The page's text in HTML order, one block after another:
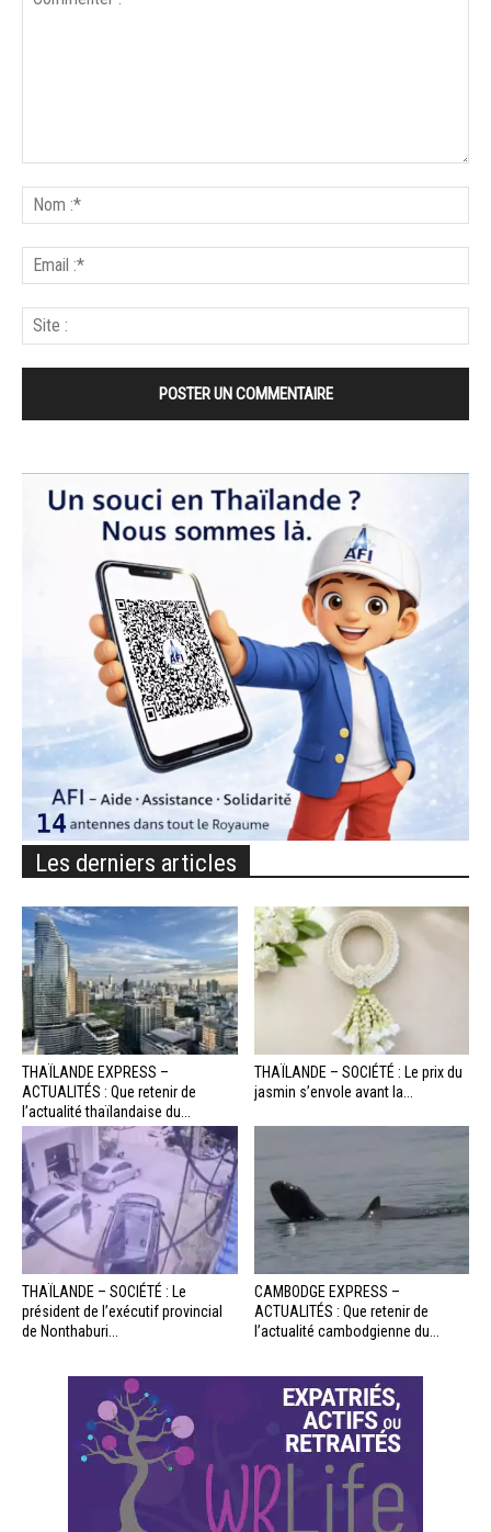
Les derniers articles
THAÏLANDE EXPRESS –
ACTUALITÉS : Que retenir de
l’actualité thaïlandaise du...
THAÏLANDE – SOCIÉTÉ : Le prix du
jasmin s’envole avant la...
THAÏLANDE – SOCIÉTÉ : Le
président de l’exécutif provincial
de Nonthaburi...
CAMBODGE EXPRESS –
ACTUALITÉS : Que retenir de
l’actualité cambodgienne du...